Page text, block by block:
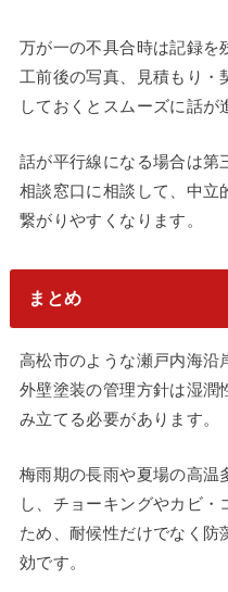
万が一の不具合時は記録を
工前後の写真、見積もり・
しておくとスムーズに話が
話が平行線になる場合は第
相談窓口に相談して、中立
繋がりやすくなります。
まとめ
高松市のような瀬戸内海沿
外壁塗装の管理方針は湿潤
み立てる必要があります。
梅雨期の長雨や夏場の高温
し、チョーキングやカビ・
ため、耐候性だけでなく防
効です。